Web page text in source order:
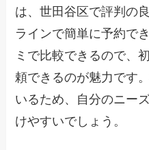
は、世田谷区で評判の
ラインで簡単に予約で
ミで比較できるので、
頼できるのが魅力です
いるため、自分のニー
けやすいでしょう。